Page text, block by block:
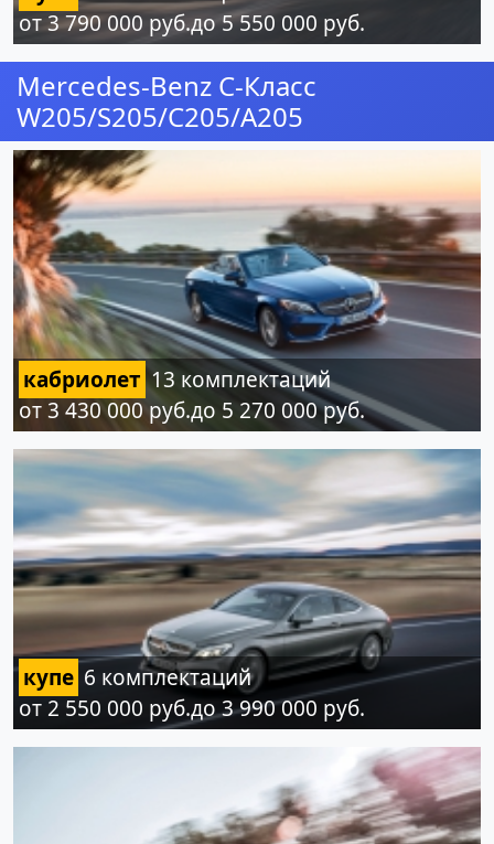
от 3 790 000 руб.до 5 550 000 руб.
Mercedes-Benz C-Класс
W205/S205/C205/A205
кабриолет13 комплектаций
от 3 430 000 руб.до 5 270 000 руб.
купе 6 комплектаций
от 2 550 000 руб.до 3 990 000 руб.